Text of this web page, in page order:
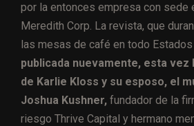
por la entonces empresa con sede
Meredith Corp. La revista, que
las mesas de café en todo Estados
publicada nuevamente, esta vez
de Karlie Kloss y su esposo, el
Joshua Kushner, fundador de la
riesgo Thrive Capital y hermano